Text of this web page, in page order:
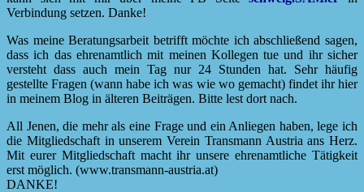
Verbindung setzen. Danke!
Was meine Beratungsarbeit betrifft möchte ich abschließend sagen,
dass ich das ehrenamtlich mit meinen Kollegen tue und ihr sicher
versteht dass auch mein Tag nur 24 Stunden hat. Sehr häufig
gestellte Fragen (wann habe ich was wie wo gemacht) findet ihr hier
in meinem Blog in älteren Beiträgen. Bitte lest dort nach.
All Jenen, die mehr als eine Frage und ein Anliegen haben, lege ich
die Mitgliedschaft in unserem Verein Transmann Austria ans Herz.
Mit eurer Mitgliedschaft macht ihr unsere ehrenamtliche Tätigkeit
erst möglich. (www.transmann-austria.at)
DANKE!